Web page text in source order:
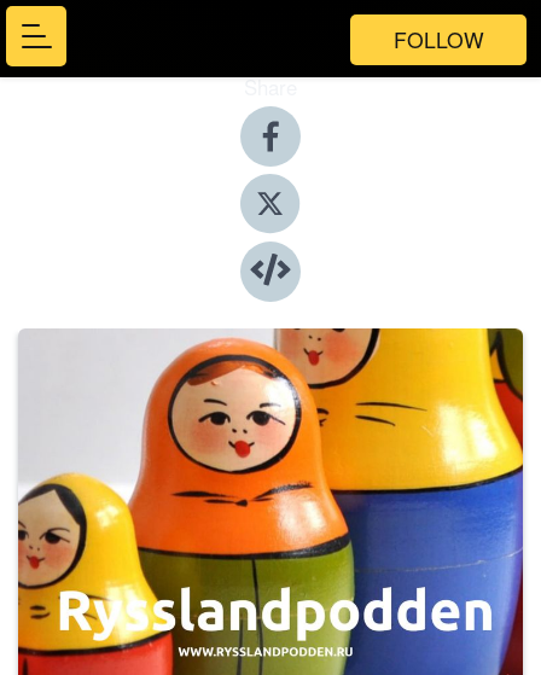
FOLLOW
Share